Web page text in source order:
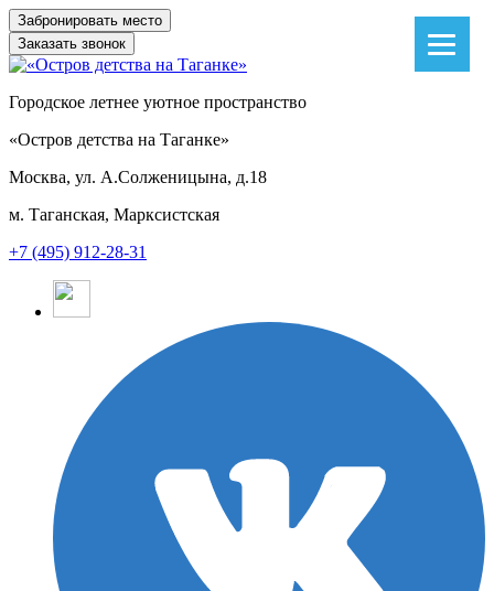
Заказать звонок
Городское летнее уютное пространство
«Остров детства на Таганке»
Москва, ул. А.Солженицына, д.18
м. Таганская, Марксистская
+7 (495) 912-28-31